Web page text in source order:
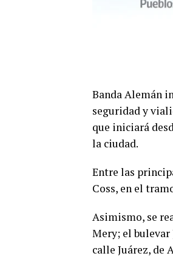
Banda Alemán
seguridad y
que iniciará
la ciudad.
Entre las
Coss, en el
Asimismo, se
Mery; el bulevar
calle Juárez, de